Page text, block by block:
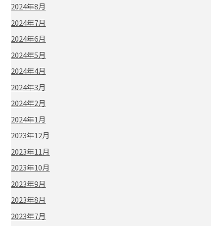
2024年8月
2024年7月
2024年6月
2024年5月
2024年4月
2024年3月
2024年2月
2024年1月
2023年12月
2023年11月
2023年10月
2023年9月
2023年8月
2023年7月